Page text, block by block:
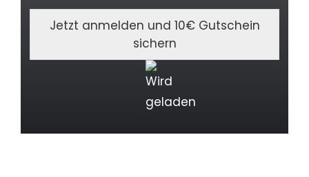
i
Jetzt anmelden und 10€ Gutschein
sichern